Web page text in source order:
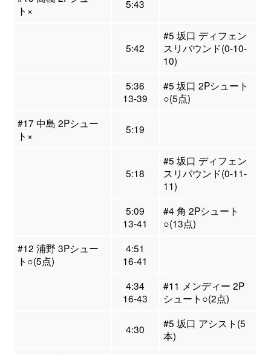
ト×
5:43
5:42
#5 坂口 ディフェン
スリバウンド(0-10-
10)
5:36
13-39
#5 坂口 2Pシュート
○(5点)
#17 中島 2Pシュー
ト×
5:19
5:18
#5 坂口 ディフェン
スリバウンド(0-11-
11)
5:09
13-41
#4 角 2Pシュート
○(13点)
#12 浦野 3Pシュー
ト○(5点)
4:51
16-41
4:34
16-43
#11 メンディー 2P
シュート○(2点)
4:30
#5 坂口 アシスト(5
本)